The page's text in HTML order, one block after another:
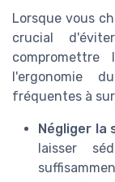
Lorsque vous
crucial
l'ergonomie
fréquentes à
Négliger la
laisser